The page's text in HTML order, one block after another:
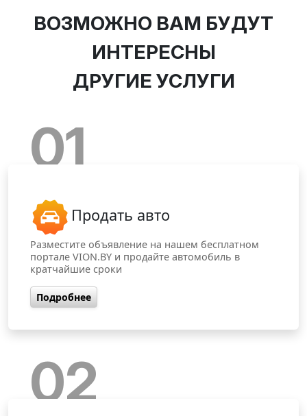
ВОЗМОЖНО ВАМ БУДУТ
ИНТЕРЕСНЫ
ДРУГИЕ УСЛУГИ
01
Продать авто
Разместите объявление на нашем бесплатном
портале VION.BY и продайте автомобиль в
кратчайшие сроки
Подробнее
02